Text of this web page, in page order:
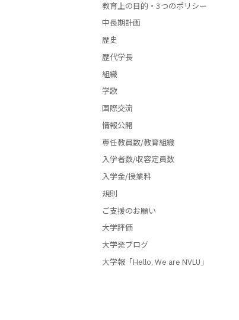
教育上の目的・3つのポリシー
中長期計画
歴史
歴代学長
組織
学歌
国際交流
情報公開
専任教員数/教育組織
入学者数/収容定員数
入学金/授業料
規則
ご支援のお願い
大学評価
大学発ブログ
大学報「Hello, We are NVLU」